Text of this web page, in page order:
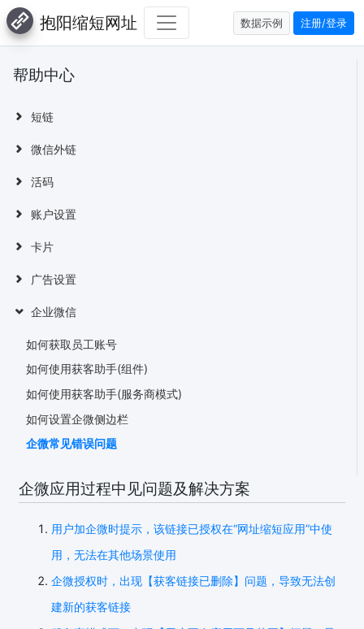
抱阳缩短网址 数据示例 注册/登录
帮助中心
短链
微信外链
活码
账户设置
卡片
广告设置
企业微信
如何获取员工账号
如何使用获客助手(组件)
如何使用获客助手(服务商模式)
如何设置企微侧边栏
企微常见错误问题
企微应用过程中见问题及解决方案
用户加企微时提示，该链接已授权在“网址缩短应用”中使
用，无法在其他场景使用
企微授权时，出现【获客链接已删除】问题，导致无法创
建新的获客链接